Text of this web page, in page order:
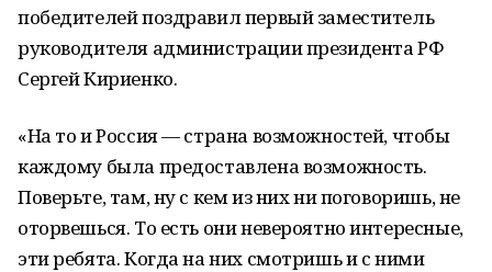
победителей поздравил первый заместитель
руководителя администрации президента РФ
Сергей Кириенко.
«На то и Россия — страна возможностей, чтобы
каждому была предоставлена возможность.
Поверьте, там, ну с кем из них ни поговоришь, не
оторвешься. То есть они невероятно интересные,
эти ребята. Когда на них смотришь и с ними